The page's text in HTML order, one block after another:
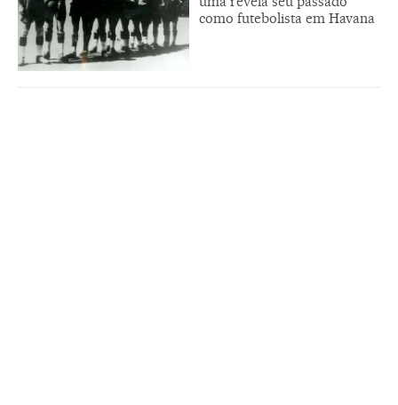
como futebolista em Havana